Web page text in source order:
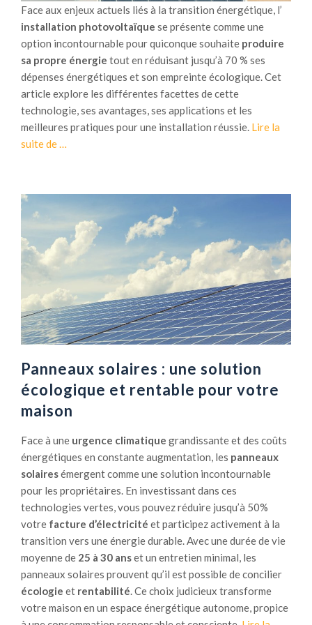
n
t
e
l
s
n
o
r
m
s
à
s
p
e
c
t
e
r
e
r
e
c
h
a
r
g
l
s
o
l
t
u
e
m
Face aux enjeux actuels liés à la transition énergétique, l’
installation photovoltaïque se présente comme une
option incontournable pour quiconque souhaite produire
sa propre énergie tout en réduisant jusqu’à 70 % ses
dépenses énergétiques et son empreinte écologique. Cet
article explore les différentes facettes de cette
technologie, ses avantages, ses applications et les
meilleures pratiques pour une installation réussie. Lire la
suite de
o
s
s
t
a
l
a
t
i
n
p
h
o
t
o
v
o
l
t
a
Panneaux solaires : une solution
écologique et rentable pour votre
maison
Face à une urgence climatique grandissante et des coûts
énergétiques en constante augmentation, les panneaux
solairesémergent comme une solution incontournable
pour les propriétaires. En investissant dans ces
technologies vertes, vous pouvez réduire jusqu’à 50%
votre facture d’électricité et participez activement à la
transition vers une énergie durable. Avec une durée de vie
moyenne de 25 à 30 anset un entretien minimal, les
panneaux solaires prouvent qu’il est possible de concilier
écologie et rentabilité. Ce choix judicieux transforme
votre maison en un espace énergétique autonome, propice